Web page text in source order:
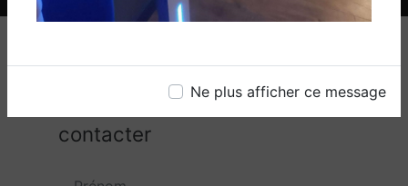
Ne plus afficher ce message
N'hésitez pas à nous
contacter